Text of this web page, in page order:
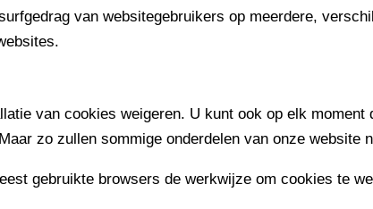
van websitegebruikers op meerdere,
van cookies weigeren. U kunt ook op elk
zo zullen sommige onderdelen van onze website
gebruikte browsers de werkwijze om cookies te